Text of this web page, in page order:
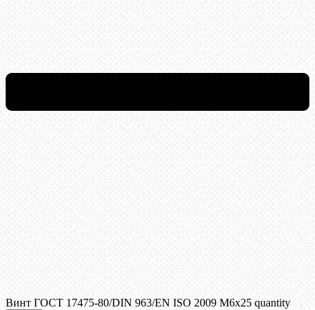
Винт ГОСТ 17475-80/DIN 963/EN ISO 2009 М6х25 quantity